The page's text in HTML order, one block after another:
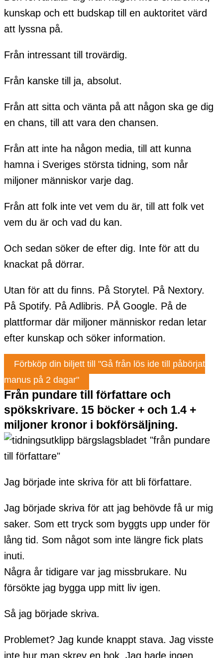
kunskap och ett budskap till en auktoritet värd
att lyssna på.
Från intressant till trovärdig.
Från kanske till ja, absolut.
Från att sitta och vänta på att någon ska ge dig
en chans, till att vara den chansen.
Från att inte ha någon media, till att kunna
hamna i Sveriges största tidning, som når
miljoner människor varje dag.
Från att folk inte vet vem du är, till att folk vet
vem du är och vad du kan.
Och sedan söker de efter dig. Inte för att du
knackat på dörrar.
Utan för att du finns. På Storytel. På Nextory.
På Spotify. På Adlibris. PÅ Google. På de
plattformar där miljoner människor redan letar
efter kunskap och söker information.
Förbköp din biljett till "Gå från lös ide till påbörjat
manus på 2 dagar"
Från pundare till författare och
spökskrivare. 15 böcker + och 1.4 +
miljoner kronor i bokförsäljning.
Jag började inte skriva för att bli författare.
Jag började skriva för att jag behövde få ur mig
saker. Som ett tryck som byggts upp under för
lång tid. Som något som inte längre fick plats
inuti.
Några år tidigare var jag missbrukare. Nu
försökte jag bygga upp mitt liv igen.
Så jag började skriva.
Problemet? Jag kunde knappt stava. Jag visste
inte hur man skrev en bok. Jag hade ingen